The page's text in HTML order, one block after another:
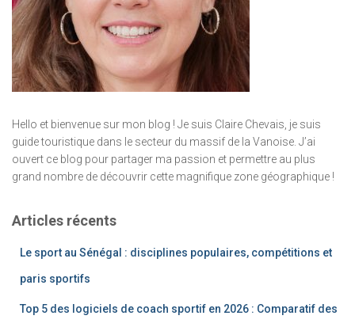
Hello et bienvenue sur mon blog ! Je suis Claire Chevais, je suis
guide touristique dans le secteur du massif de la Vanoise. J’ai
ouvert ce blog pour partager ma passion et permettre au plus
grand nombre de découvrir cette magnifique zone géographique !
Articles récents
Le sport au Sénégal : disciplines populaires, compétitions et
paris sportifs
Top 5 des logiciels de coach sportif en 2026 : Comparatif des